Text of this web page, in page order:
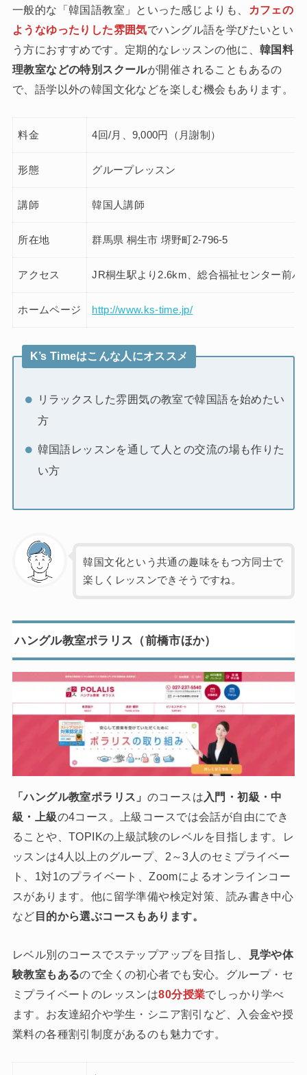
一般的な「韓国語教室」といった感じよりも、
カフェの
ようなゆったりした雰囲気でハングル語を学びたいとい
う方におすすめです。定期的なレッスンの他に、 韓国料
理教室などの特別スクールが開催されることもあるの
で、語学以外の韓国文化などを楽しむ機会もあります。
料金 4回/月、9,000円（月謝制）
形態 グループレッスン
講師 韓国人講師
所在地 群馬県 桐生市 堺野町2-796-5
アクセス JR桐生駅より2.6km、総合福祉センター前バ
ホームページ http://www.ks-time.jp/
K’s Timeはこんな人にオススメ
リラックスした雰囲気の教室で韓国語を始めたい
方
韓国語レッスンを通して人との交流の場も作りた
い方
韓国文化という共通の趣味をもつ方同士で
楽しくレッスンできそうですね。
ハングル教室ポラリス（前橋市ほか）
「ハングル教室ポラリス」 のコースは 入門・初級・中
級・上級の4コース。上級コースでは会話が自由にでき
ることや、TOPIKの上級試験のレベルを目指します。レ
ッスンは4人以上のグループ、2～3人のセミプライベー
ト、1対1のプライベート、Zoomによるオンラインコー
スがあります。他に留学準備や検定対策、読み書き中心
など 目的から選ぶコースもあります。
レベル別のコースでステップアップを目指し、
見学や体
験教室もあるので全くの初心者でも安心。グループ・セ
ミプライベートのレッスンは80分授業でしっかり学べ
ます。お友達紹介や学生・シニア割引など、入会金や授
業料の各種割引制度があるのも魅力です。